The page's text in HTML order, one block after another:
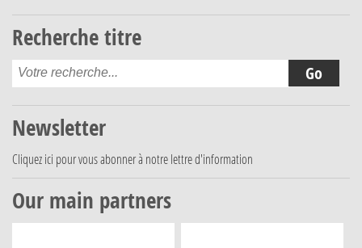
Recherche titre
Newsletter
Cliquez ici pour vous abonner à notre lettre d'information
Our main partners